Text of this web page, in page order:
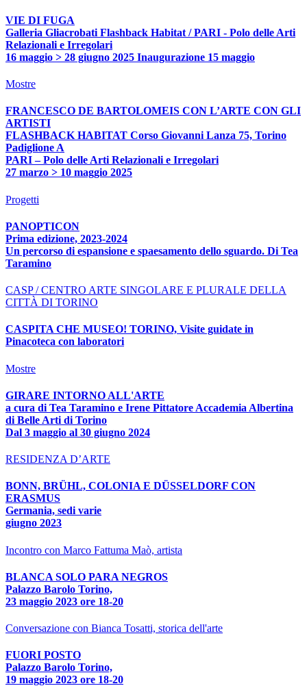
VIE DI FUGA
Galleria Gliacrobati Flashback Habitat / PARI - Polo delle Arti
Relazionali e Irregolari
16 maggio > 28 giugno 2025 Inaugurazione 15 maggio
Mostre
FRANCESCO DE BARTOLOMEIS CON L’ARTE CON GLI
ARTISTI
FLASHBACK HABITAT Corso Giovanni Lanza 75, Torino
Padiglione A
PARI – Polo delle Arti Relazionali e Irregolari
27 marzo > 10 maggio 2025
Progetti
PANOPTICON
Prima edizione, 2023-2024
Un percorso di espansione e spaesamento dello sguardo. Di Tea
Taramino
CASP / CENTRO ARTE SINGOLARE E PLURALE DELLA
CITTÀ DI TORINO
CASPITA CHE MUSEO! TORINO, Visite guidate in
Pinacoteca con laboratori
Mostre
GIRARE INTORNO ALL'ARTE
a cura di Tea Taramino e Irene Pittatore Accademia Albertina
di Belle Arti di Torino
Dal 3 maggio al 30 giugno 2024
RESIDENZA D’ARTE
BONN, BRÜHL, COLONIA E DÜSSELDORF CON
ERASMUS
Germania, sedi varie
giugno 2023
Incontro con Marco Fattuma Maò, artista
BLANCA SOLO PARA NEGROS
Palazzo Barolo Torino,
23 maggio 2023 ore 18-20
Conversazione con Bianca Tosatti, storica dell'arte
FUORI POSTO
Palazzo Barolo Torino,
19 maggio 2023 ore 18-20